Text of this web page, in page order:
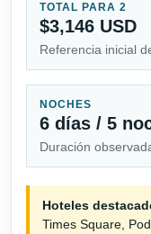
TOTAL PARA 2
$3,146 USD
Referencia inicial
NOCHES
6 días / 5
Duración
Hoteles
Times Square,